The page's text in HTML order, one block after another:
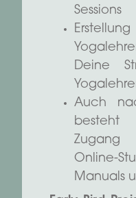
Sessions
Deine
Auch
besteht
Zugang
Online-
Manuals